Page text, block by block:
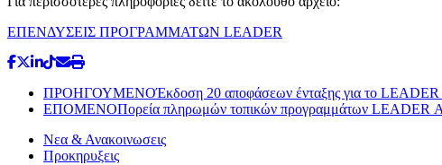
ΕΠΕΝΔΥΣΕΙΣ ΠΡΟΓΡΑΜΜΑΤΩΝ LEADER
ΠΡΟΗΓΟΥΜΕΝΟΈκδοση 20 αποφάσεων ένταξης για το LEADER
ΕΠΟΜΕΝΟΠορεία πληρωμών τοπικών προγραμμάτων
Νεα & Ανακοινωσεις
Προκηρυξεις